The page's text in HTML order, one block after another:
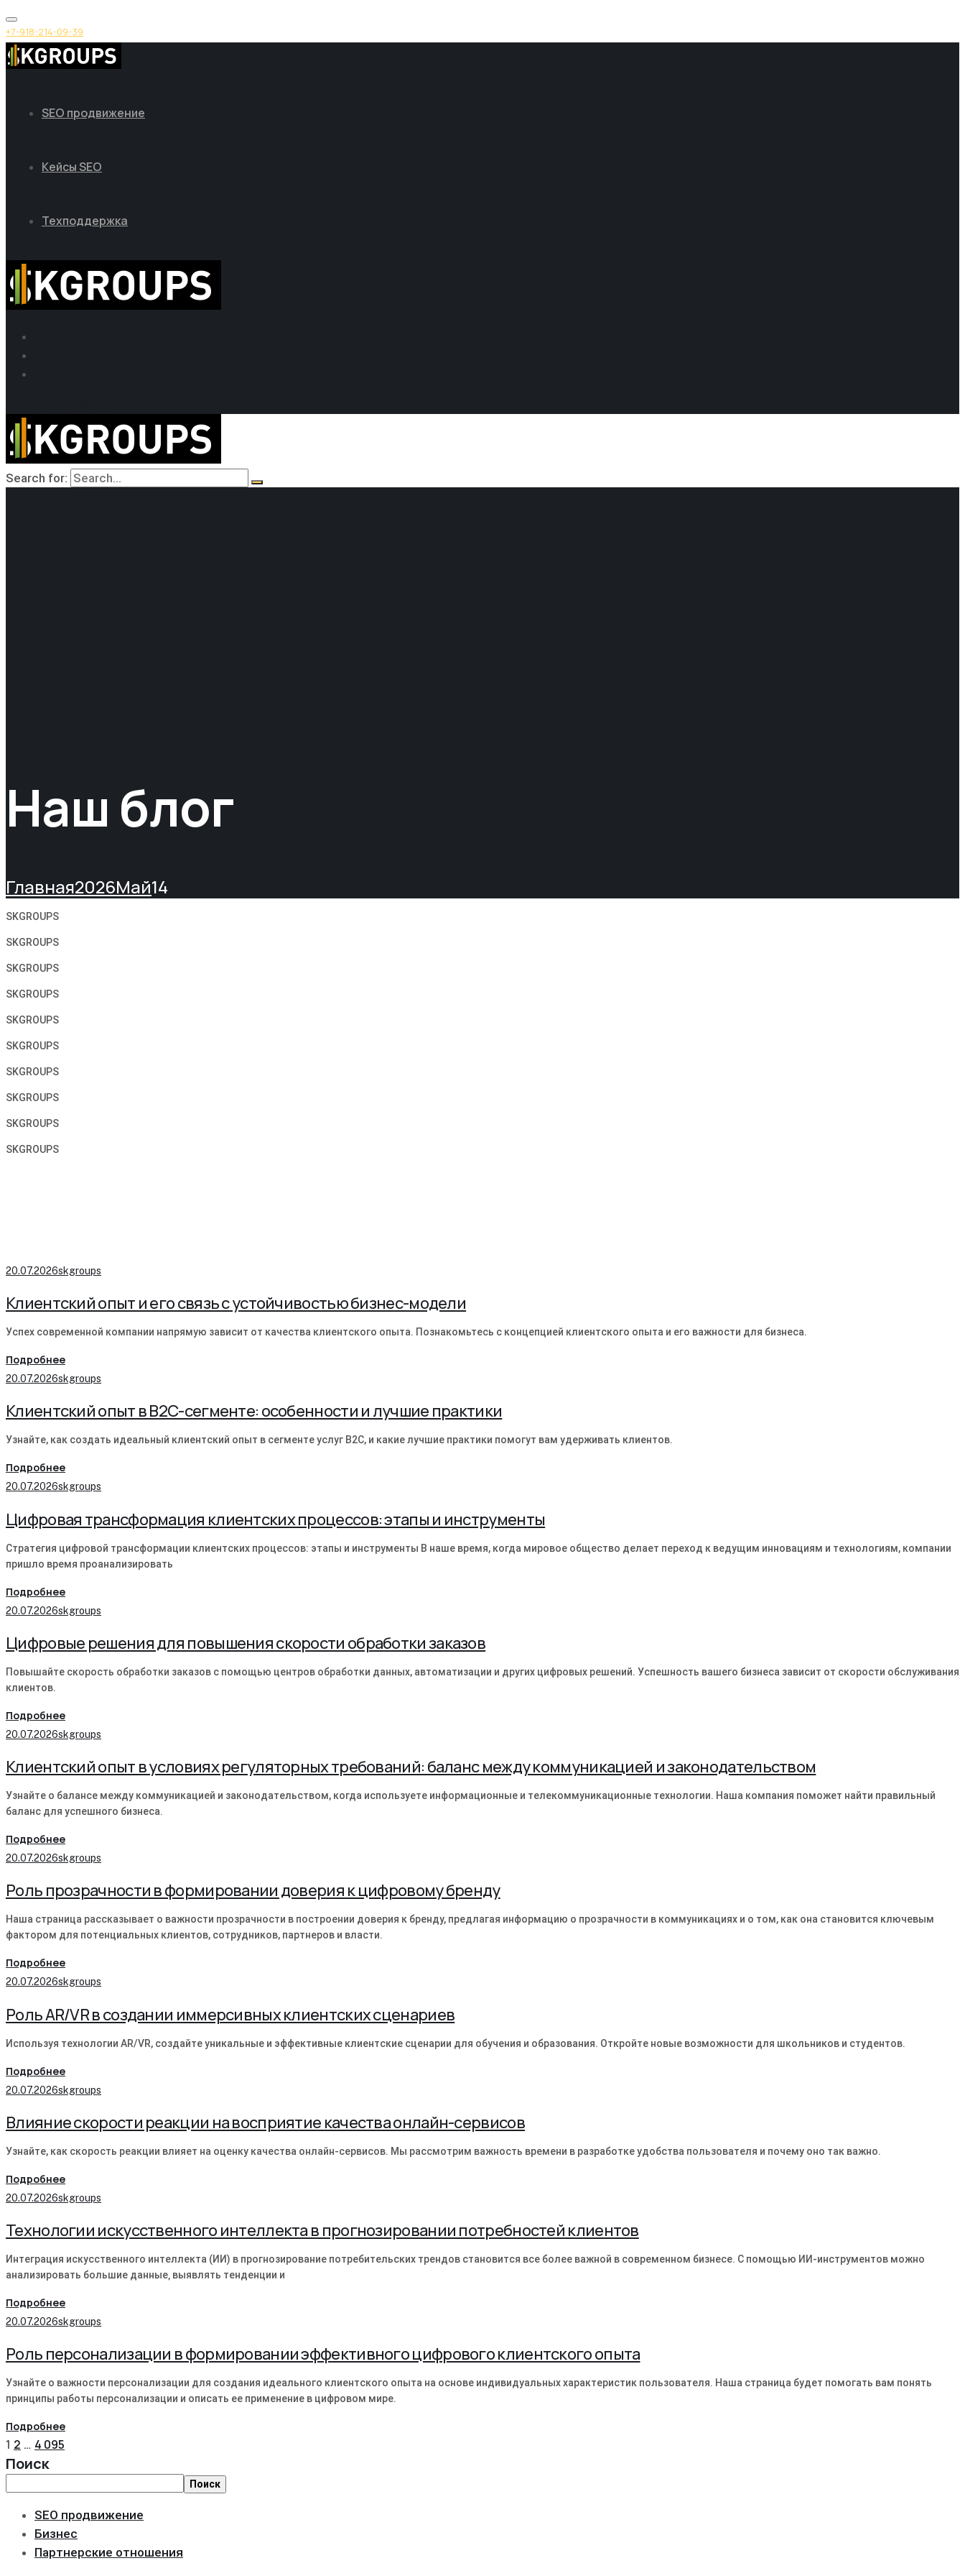
+7-918-214-09-39
SEO продвижение
Кейсы SEO
Техподдержка
Search for:
Наш блог
Главная2026Май14
SKGROUPS
SKGROUPS
SKGROUPS
SKGROUPS
SKGROUPS
SKGROUPS
SKGROUPS
SKGROUPS
SKGROUPS
SKGROUPS
20.07.2026skgroups
Клиентский опыт и его связь с устойчивостью бизнес-модели
Успех современной компании напрямую зависит от качества клиентского опыта. Познакомьтесь с концепцией клиентского опыта и его важности для бизнеса.
Подробнее
20.07.2026skgroups
Клиентский опыт в B2C-сегменте: особенности и лучшие практики
Узнайте, как создать идеальный клиентский опыт в сегменте услуг B2C, и какие лучшие практики помогут вам удерживать клиентов.
Подробнее
20.07.2026skgroups
Цифровая трансформация клиентских процессов: этапы и инструменты
Стратегия цифровой трансформации клиентских процессов: этапы и инструменты В наше время, когда мировое общество делает переход к ведущим инновациям и технологиям, компании
пришло время проанализировать
Подробнее
20.07.2026skgroups
Цифровые решения для повышения скорости обработки заказов
Повышайте скорость обработки заказов с помощью центров обработки данных, автоматизации и других цифровых решений. Успешность вашего бизнеса зависит от скорости обслуживания
клиентов.
Подробнее
20.07.2026skgroups
Клиентский опыт в условиях регуляторных требований: баланс между коммуникацией и законодательством
Узнайте о балансе между коммуникацией и законодательством, когда используете информационные и телекоммуникационные технологии. Наша компания поможет найти правильный
баланс для успешного бизнеса.
Подробнее
20.07.2026skgroups
Роль прозрачности в формировании доверия к цифровому бренду
Наша страница рассказывает о важности прозрачности в построении доверия к бренду, предлагая информацию о прозрачности в коммуникациях и о том, как она становится ключевым
фактором для потенциальных клиентов, сотрудников, партнеров и власти.
Подробнее
20.07.2026skgroups
Роль AR/VR в создании иммерсивных клиентских сценариев
Используя технологии AR/VR, создайте уникальные и эффективные клиентские сценарии для обучения и образования. Откройте новые возможности для школьников и студентов.
Подробнее
20.07.2026skgroups
Влияние скорости реакции на восприятие качества онлайн-сервисов
Узнайте, как скорость реакции влияет на оценку качества онлайн-сервисов. Мы рассмотрим важность времени в разработке удобства пользователя и почему оно так важно.
Подробнее
20.07.2026skgroups
Технологии искусственного интеллекта в прогнозировании потребностей клиентов
Интеграция искусственного интеллекта (ИИ) в прогнозирование потребительских трендов становится все более важной в современном бизнесе․ С помощью ИИ-инструментов можно
анализировать большие данные‚ выявлять тенденции и
Подробнее
20.07.2026skgroups
Роль персонализации в формировании эффективного цифрового клиентского опыта
Узнайте о важности персонализации для создания идеального клиентского опыта на основе индивидуальных характеристик пользователя. Наша страница будет помогать вам понять
принципы работы персонализации и описать ее применение в цифровом мире.
Подробнее
1 2 … 4 095
Поиск
Поиск
SEO продвижение
Бизнес
Партнерские отношения